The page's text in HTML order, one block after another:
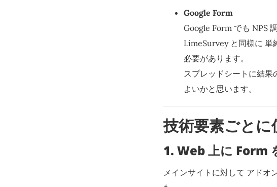
Google Form
Google Form でも NPS
LimeSurvey と同様に 単
必要があります。
スプレッドシートに結果
よいかと思います。
技術要素ごと
1. Web 上に Form
メインサイトに対して アドオ